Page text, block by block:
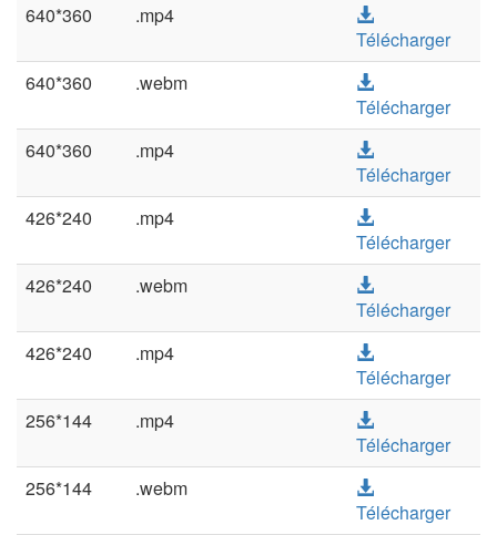
640*360
.mp4
Télécharger
640*360
.webm
Télécharger
640*360
.mp4
Télécharger
426*240
.mp4
Télécharger
426*240
.webm
Télécharger
426*240
.mp4
Télécharger
256*144
.mp4
Télécharger
256*144
.webm
Télécharger